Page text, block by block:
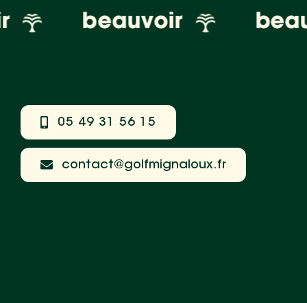
beauvoir
05 49 31 56 15
contact@golfmignaloux.fr